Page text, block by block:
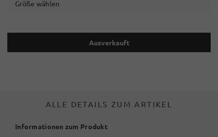
Größe wählen
Ausverkauft
ALLE DETAILS ZUM ARTIKEL
Informationen zum Produkt